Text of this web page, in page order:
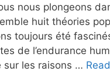
nous plongeons
huit théories
toujours été
de l’endurance
sur les raisons …